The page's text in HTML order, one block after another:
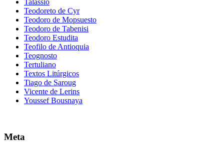
Talassio
Teodoreto de Cyr
Teodoro de Mopsuesto
Teodoro de Tabenisi
Teodoro Estudita
Teofilo de Antioquia
Teognosto
Tertuliano
Textos Litúrgicos
Tiago de Saroug
Vicente de Lerins
Youssef Bousnaya
Meta